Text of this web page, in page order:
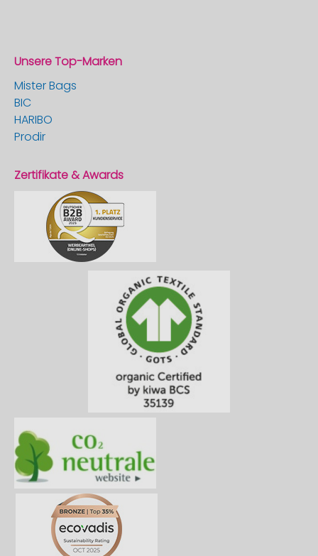
Unsere Top-Marken
Mister Bags
BIC
HARIBO
Prodir
Zertifikate & Awards